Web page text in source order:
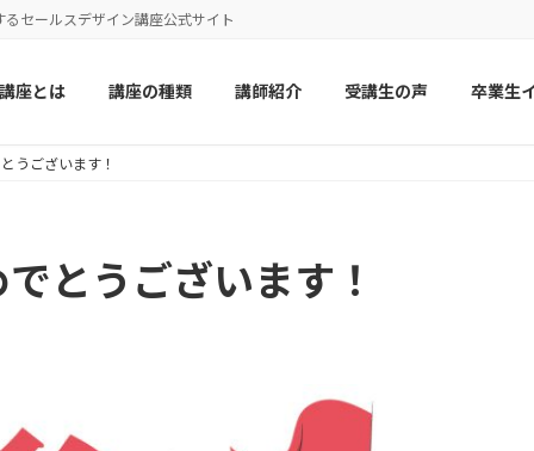
セールスデザイン講座公式サイト
座とは 講座の種類 講師紹介 受講生の声 卒業生
うございます！
とうございます！